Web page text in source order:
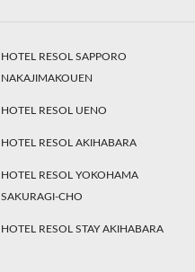
HOTEL RESOL SAPPORO
NAKAJIMAKOUEN
HOTEL RESOL UENO
HOTEL RESOL AKIHABARA
HOTEL RESOL YOKOHAMA
SAKURAGI-CHO
HOTEL RESOL STAY AKIHABARA